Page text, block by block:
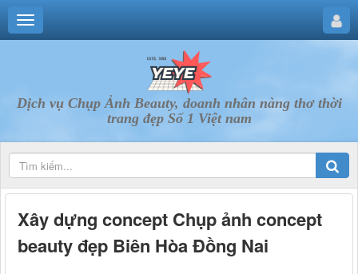
Dịch vụ Chụp Ảnh Beauty, doanh nhân nàng thơ thời
trang đẹp Số 1 Việt nam
Xây dựng concept Chụp ảnh concept
beauty đẹp Biên Hòa Đồng Nai